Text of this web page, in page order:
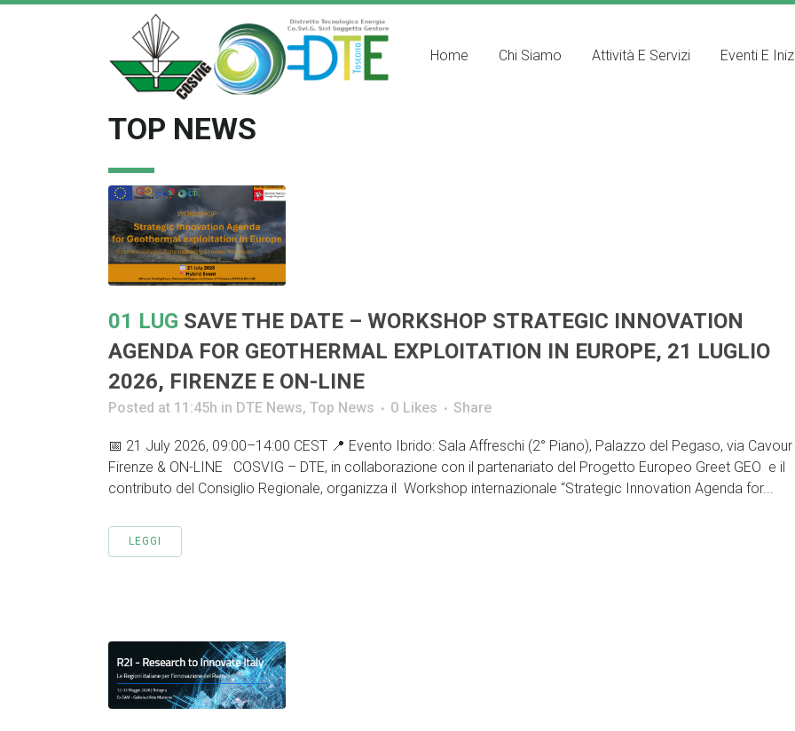
Home Chi Siamo Attività E Servizi Eventi E
TOP NEWS
01 LUG SAVE THE DATE – WORKSHOP STRATEGIC INNOVATION
AGENDA FOR GEOTHERMAL EXPLOITATION IN EUROPE, 21 LUGLIO
2026, FIRENZE E ON-LINE
Posted at 11:45h in DTE News, Top News 0 Likes Share
📅 21 July 2026, 09:00–14:00 CEST 📍 Evento Ibrido: Sala Affreschi (2° Piano), Palazzo del Pegaso, via Cavour
Firenze & ON-LINE COSVIG – DTE, in collaborazione con il partenariato del Progetto Europeo Greet GEO e il
contributo del Consiglio Regionale, organizza il Workshop internazionale “Strategic Innovation Agenda for...
LEGGI